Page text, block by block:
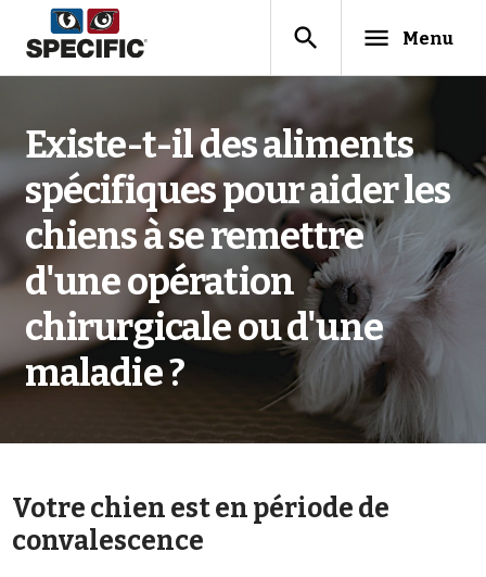
search menu Menu
Existe-t-il des aliments
spécifiques pour aider les
chiens à se remettre
d'une opération
chirurgicale ou d'une
maladie ?
Votre chien est en période de
convalescence